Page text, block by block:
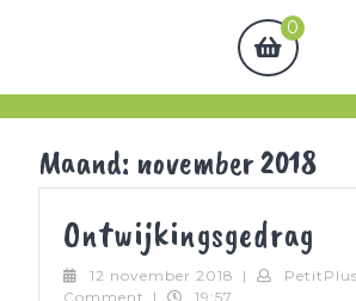
cart
0
Maand: november 2018
Ontwijkingsgedrag
12 november 2018 12| PetitPlus
Comment
| 19:57